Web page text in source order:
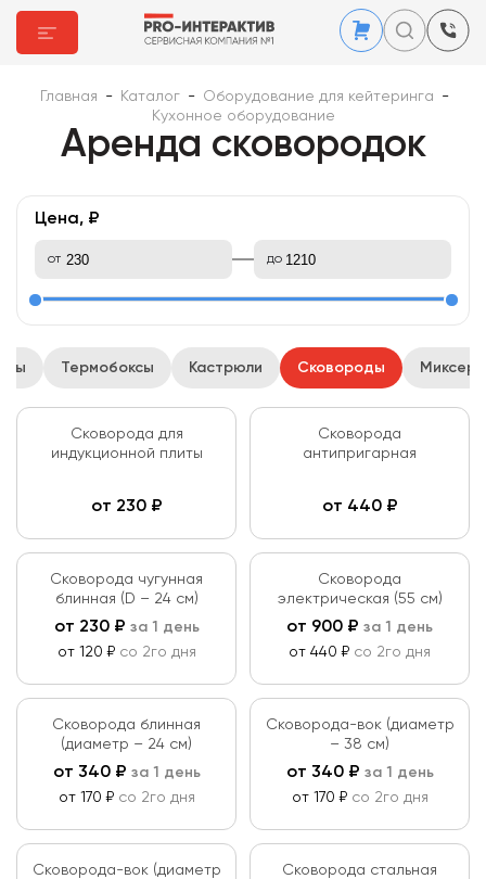
Главная - Каталог - Оборудование для кейтеринга
-
Кухонное оборудование
Аренда сковородок
Цена, ₽
от до
Термобоксы Кастрюли Сковороды Миксеры
Сковорода для
индукционной плиты
от 230₽
Сковорода
антипригарная
от 440₽
Сковорода чугунная
блинная (D – 24 см)
от 230₽ за 1 день
от 120 ₽ со 2го дня
Сковорода
электрическая (55 см)
от 900 ₽ за 1 день
от 440 ₽ со 2го дня
Сковорода блинная
(диаметр – 24 см)
от 340₽ за 1 день
от 170 ₽ со 2го дня
Сковорода-вок (диаметр
– 38 см)
от 340₽ за 1 день
от 170 ₽ со 2го дня
Сковорода-вок (диаметр
Сковорода стальная